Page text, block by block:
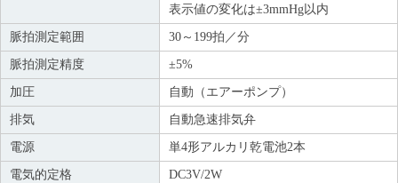
表示値の変化は±3mmHg以内
脈拍測定範囲 30～199拍／分
脈拍測定精度 ±5%
加圧 自動（エアーポンプ）
排気 自動急速排気弁
電源 単4形アルカリ乾電池2本
電気的定格 DC3V/2W